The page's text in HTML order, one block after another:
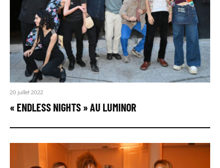
20 juillet 2022
« ENDLESS NIGHTS » AU LUMINOR